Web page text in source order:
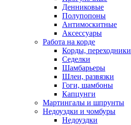
Денниковые
Полупопоны
Антимоскитные
Аксессуары
Работа на корде
Корды, переходники
Седелки
Шамбарьеры
Шлеи, развязки
Гоги, шамбоны
Капцунги
Мартингалы и шпрунты
Недоуздки и чомбуры
Недоуздки